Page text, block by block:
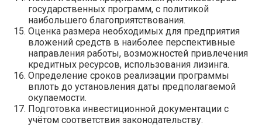
государственных программ, с политикой
наибольшего благоприятствования.
Оценка размера необходимых для предприятия
вложений средств в наиболее перспективные
направления работы, возможностей привлечения
кредитных ресурсов, использования лизинга.
Определение сроков реализации программы
вплоть до установления даты предполагаемой
окупаемости.
Подготовка инвестиционной документации с
учётом соответствия законодательству.